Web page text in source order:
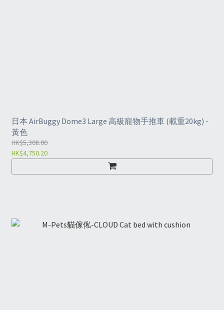
日本 AirBuggy Dome3 Large 高級寵物手推車 (載重20kg) -
黃色
HK$5,308.00
HK$4,750.20